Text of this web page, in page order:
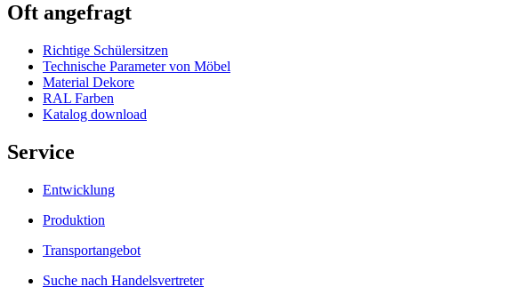
Oft angefragt
Richtige Schülersitzen
Technische Parameter von Möbel
Material Dekore
RAL Farben
Katalog download
Service
Entwicklung
Produktion
Transportangebot
Suche nach Handelsvertreter